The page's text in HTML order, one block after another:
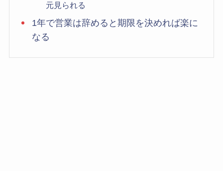
元見られる
1年で営業は辞めると期限を決めれば楽に
なる